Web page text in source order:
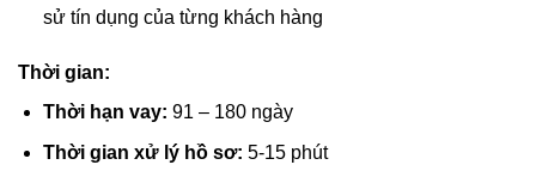
sử tín dụng của từng khách hàng
Thời gian:
Thời hạn vay: 91 – 180 ngày
Thời gian xử lý hồ sơ: 5-15 phút